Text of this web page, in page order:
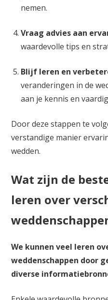
nemen.
Vraag advies aan
waardevolle tips en
Blijf leren en
veranderingen in de
aan je kennis en
Door deze stappen te
verstandige manier
wedden.
Wat zijn de
leren over
We kunnen veel leren
weddenschappen door
diverse